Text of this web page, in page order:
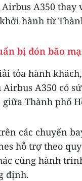
A350
hành từ
bị đón bão
tỏa hành
Airbus A350 có
giữa Thành phố
các chuyến
hỗ trợ theo
cùng hành
định.